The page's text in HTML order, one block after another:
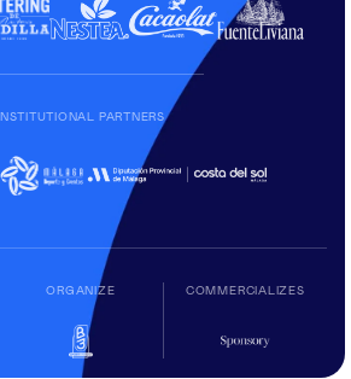
INSTITUTIONAL PARTNERS
ORGANIZE COMMERCIALIZES